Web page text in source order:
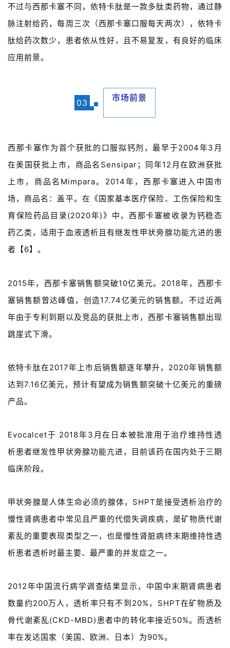
首
页
药
资
讯
频
精
彩
活
B
D
投
融
平
药
代
苑
A
E
n
l
i
登录 注册
不过与西那卡塞不同，依特卡肽是一款多肽类药物，通过静
脉注射给药，每周三次（西那卡塞口服每天两次），依特卡
肽给药次数少，患者依从性好，且不易复发，有良好的临床
应用前景。
03 市场前景
西那卡塞作为首个获批的口服拟钙剂，最早于2004年3月
在美国获批上市，商品名Sensipar；同年12月在欧洲获批
上市，商品名Mimpara。2014年，西那卡塞进入中国市
场，商品名：盖平。在《国家基本医疗保险、工伤保险和生
育保险药品目录(2020年)》中，西那卡塞被收录为钙稳态
药乙类，适用于血液透析且有继发性甲状旁腺功能亢进的患
者【6】。
2015年，西那卡塞销售额突破10亿美元。2018年，西那卡
塞销售额曾达峰值，创造17.74亿美元的销售额。不过近两
年由于专利到期以及竞品的获批上市，西那卡塞销售额出现
跳崖式下滑。
依特卡肽在2017年上市后销售额逐年攀升，2020年销售额
达到7.16亿美元，预计有望成为销售额突破十亿美元的重磅
产品。
Evocalcet于 2018年3月在日本被批准用于治疗维持性透
析患者继发性甲状旁腺功能亢进，目前该药在国内处于三期
临床阶段。
甲状旁腺是人体生命必须的腺体，SHPT是接受透析治疗的
慢性肾病患者中常见且严重的代偿失调疾病，是矿物质代谢
紊乱的重要表现类型之一，也是慢性肾脏病终末期维持性透
析患者透析时最主要、最严重的并发症之一。
2012年中国流行病学调查结果显示，中国中末期肾病患者
数量约200万人，透析率只有不到20%，SHPT在矿物质及
骨代谢紊乱(CKD-MBD)患者中的转化率接近50%。而透析
率在发达国家（美国、欧洲、日本）为90%。